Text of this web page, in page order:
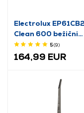
Electrolux
Clean 600 bežični
uspravni usisavač,
5(9)
164,99 EUR